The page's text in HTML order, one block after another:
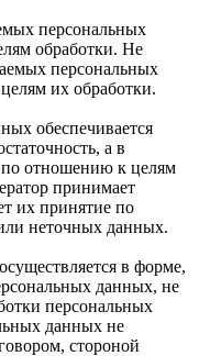
персональных
обработки. Не
персональных
их обработки.
обеспечивается
а в
по отношению к целям
принимает
их принятие по
неточных данных.
в форме,
данных, не
персональных
данных не
стороной